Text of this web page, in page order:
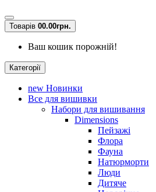
Товарів 00.00грн.
Ваш кошик порожній!
Категорії
new Новинки
Все для вишивки
Набори для вишивання
Dimensions
Пейзажі
Флора
Фауна
Натюрморти
Люди
Дитяче